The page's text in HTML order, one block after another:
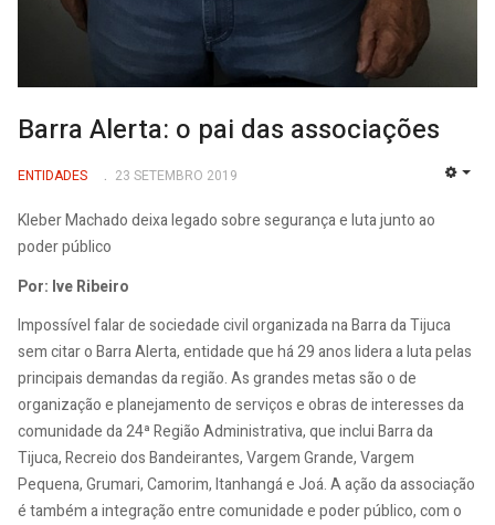
Barra Alerta: o pai das associações
ENTIDADES 23 SETEMBRO 2019
Kleber Machado deixa legado sobre segurança e luta junto ao
poder público
Por: Ive Ribeiro
Impossível falar de sociedade civil organizada na Barra da Tijuca
sem citar o Barra Alerta, entidade que há 29 anos lidera a luta pelas
principais demandas da região. As grandes metas são o de
organização e planejamento de serviços e obras de interesses da
comunidade da 24ª Região Administrativa, que inclui Barra da
Tijuca, Recreio dos Bandeirantes, Vargem Grande, Vargem
Pequena, Grumari, Camorim, Itanhangá e Joá. A ação da associação
é também a integração entre comunidade e poder público, com o